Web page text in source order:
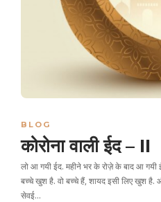
BLOG
कोरोना वाली ईद – II
लो आ गयी ईद. महीने भर के रोज़े के बाद आ गयी
बच्चे खुश है. वो बच्चे हैं, शायद इसी लिए खुश है.
सेवई…